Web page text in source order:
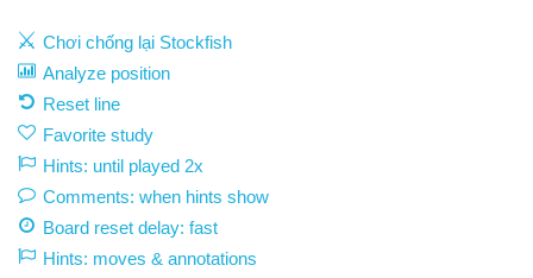
Chơi chống lại Stockfish
Analyze position
Reset line
Favorite study
Hints: until played 2x
Comments: when hints show
Board reset delay: fast
Hints: moves & annotations